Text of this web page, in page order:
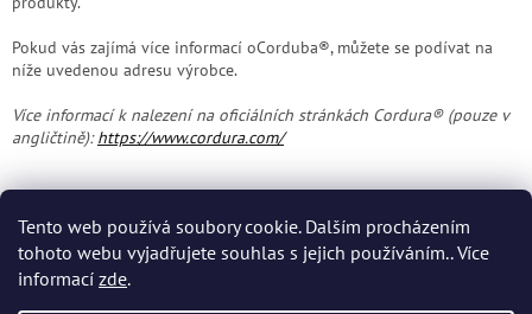
Tento web používá soubory cookie. Dalším procházením
tohoto webu vyjadřujete souhlas s jejich používáním.. Více
informací zde.
Pokud vás zajímá více informací oCorduba®, můžete se podívat na
níže uvedenou adresu výrobce.
Více informací k nalezení na oficiálních stránkách Cordura® (pouze v
angličtině):https://www.cordura.com/
PŘEDCHOZÍ ČLÁNEK DALŠÍ ČLÁNEK